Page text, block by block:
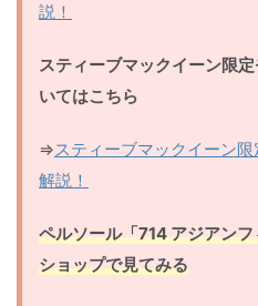
説！
スティーブマックイーン限
いてはこちら
⇒スティーブマックイーン
解説！
ペルソール「714 アジアン
ショップで見てみる